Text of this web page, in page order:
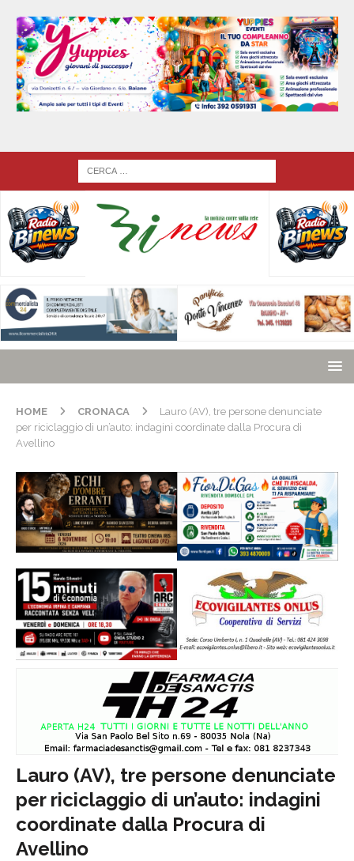
HOME CRONACA
Lauro (AV), tre persone denunciate
per riciclaggio di un’auto: indagini coordinate dalla Procura di
Avellino
Lauro (AV), tre persone denunciate
per riciclaggio di un’auto: indagini
coordinate dalla Procura di
Avellino